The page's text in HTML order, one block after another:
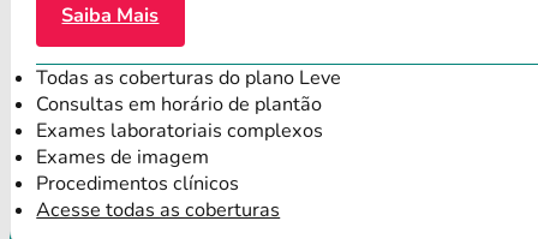
Saiba Mais
Todas as coberturas do plano Leve
Consultas em horário de plantão
Exames laboratoriais complexos
Exames de imagem
Procedimentos clínicos
Acesse todas as coberturas